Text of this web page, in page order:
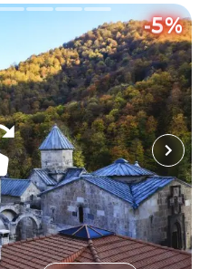
-5%